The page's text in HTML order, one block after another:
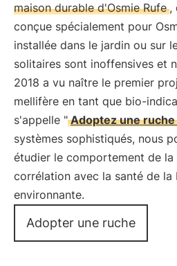
maison durable d'Osmie Rufe ,
conçue spécialement pour
installée dans le jardin ou sur
solitaires sont inoffensives et
2018 a vu naître le premier
mellifère en tant que bio-
s'appelle " Adoptez une ruche
systèmes sophistiqués, nous
étudier le comportement de
corrélation avec la santé de la
environnante.
Adopter une ruche